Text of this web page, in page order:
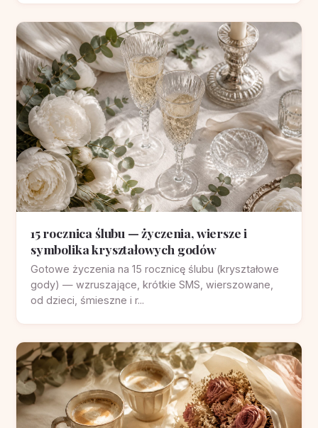
15 rocznica ślubu — życzenia, wiersze i
symbolika kryształowych godów
Gotowe życzenia na 15 rocznicę ślubu (kryształowe
gody) — wzruszające, krótkie SMS, wierszowane,
od dzieci, śmieszne i r...